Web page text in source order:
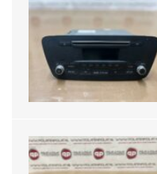
Audi Q3 Regelunit Navi
MMI 83A035084
€600,-